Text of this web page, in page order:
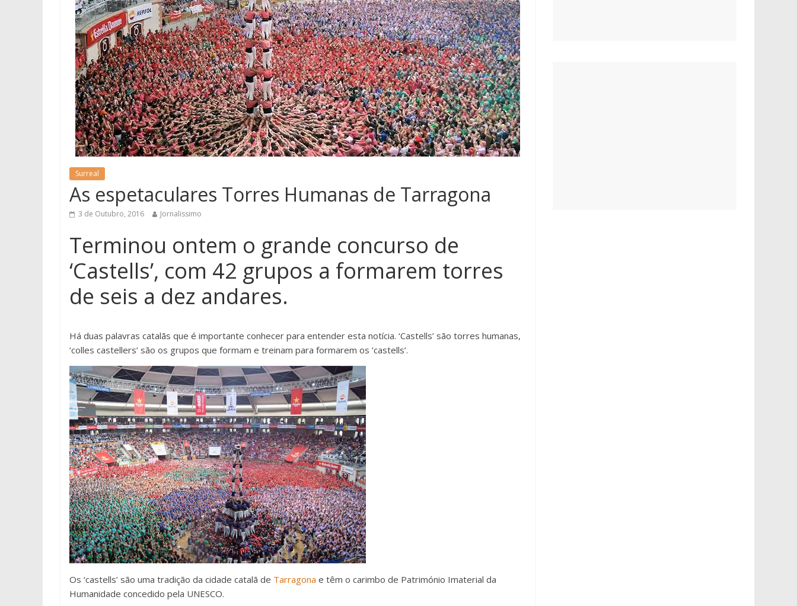
Surreal
As espetaculares Torres Humanas de Tarragona
3 de Outubro, 2016 Jornalissimo
Terminou ontem o grande concurso de
‘Castells’, com 42 grupos a formarem torres
de seis a dez andares.
Há duas palavras catalãs que é importante conhecer para entender esta notícia. ‘Castells’ são torres humanas,
‘colles castellers’ são os grupos que formam e treinam para formarem os ‘castells’.
Os ‘castells’ são uma tradição da cidade catalã de Tarragona e têm o carimbo de Património Imaterial da
Humanidade concedido pela UNESCO.